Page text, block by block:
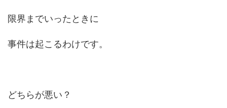
限界までいったときに
事件は起こるわけです。
どちらが悪い？